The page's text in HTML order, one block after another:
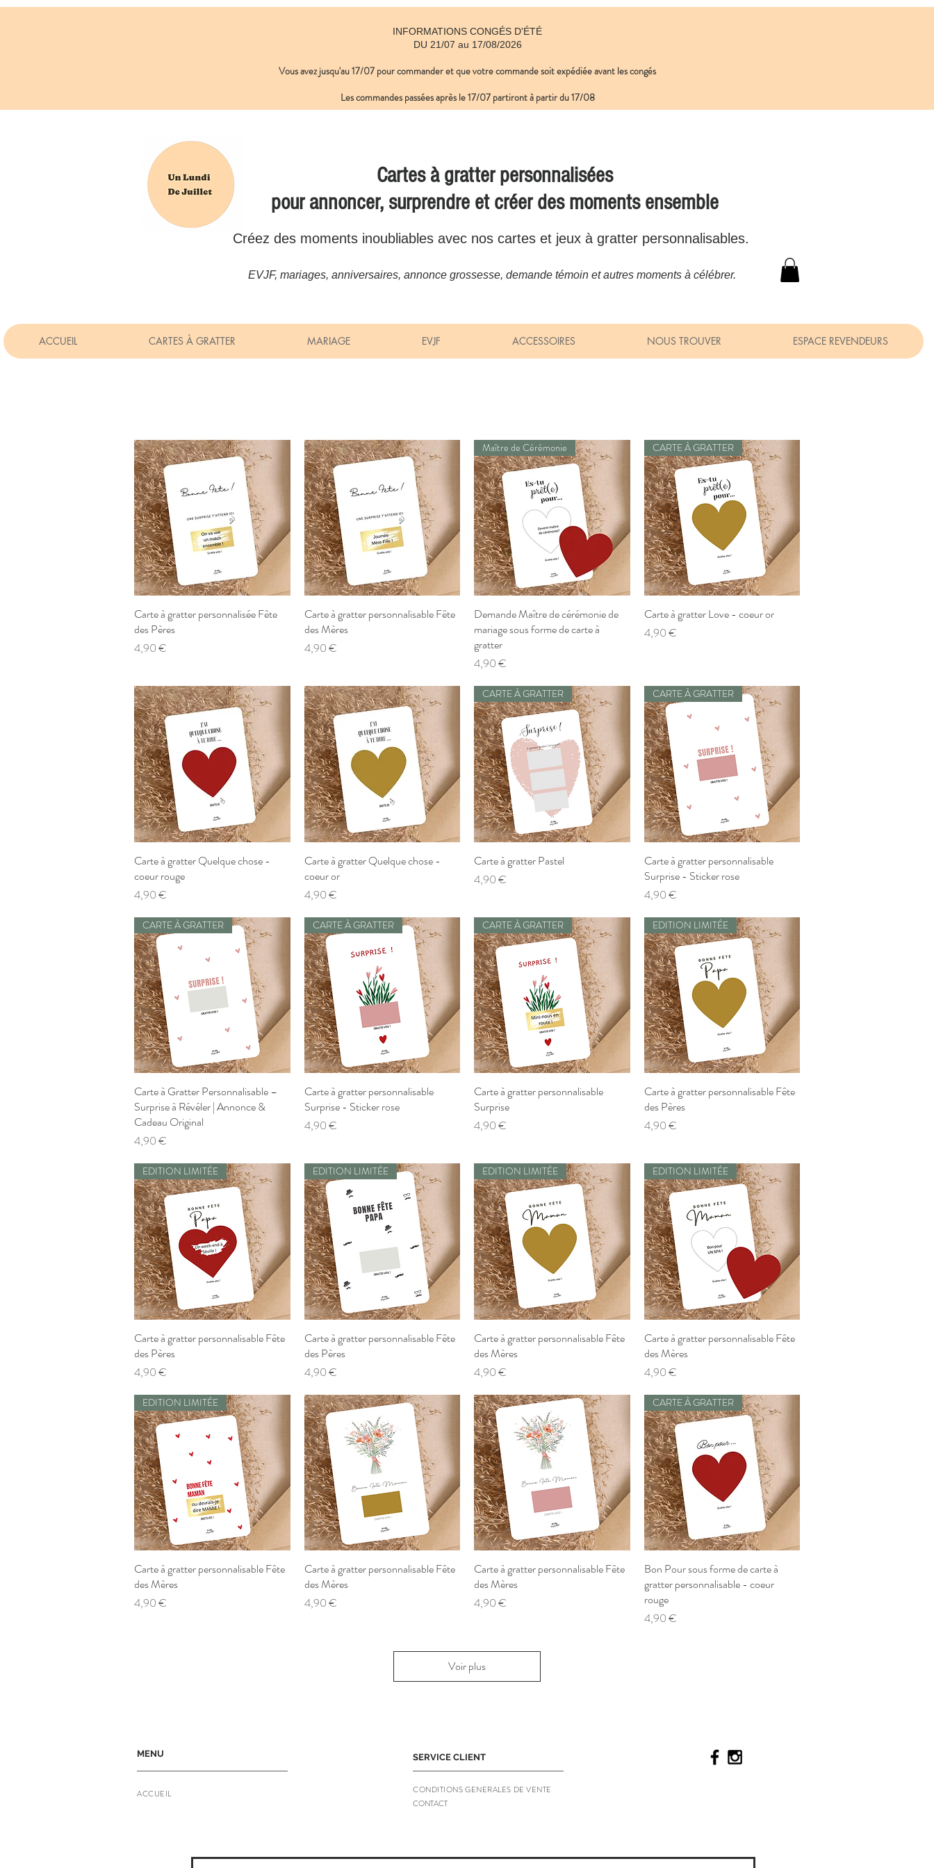
INFORMATIONS CONGÉS D'ÉTÉ
DU 21/07 au 17/08/2026
Vous avez jusqu'au 17/07 pour commander et que votre commande soit expédiée avant ​ les congés
Les commandes passées après le 17/07 partiront à partir du 17/08
Cartes à gratter personnalisées
pour annoncer, surprendre et créer des moments ensemble
Créez des moments inoubliables avec nos cartes et jeux à gratter personnalisables.
EVJF, mariages, anniversaires, annonce grossesse, demande témoin et autres moments à célébrer.
ACCUEIL CARTES À GRATTER MARIAGE EVJF ACCESSOIRES NOUS TROUVER ESPACE REVENDEURS
Aperçu rapide
Carte à gratter personnalisée Fête
des Pères
Prix
4,90 €
Aperçu rapide
Carte à gratter personnalisable Fête
des Mères
Prix
4,90 €
Aperçu rapide
Maître de Cérémonie
Demande Maître de cérémonie de
mariage sous forme de carte à
gratter
Prix
4,90 €
Aperçu rapide
CARTE À GRATTER
Carte à gratter Love - coeur or
Prix
4,90 €
Aperçu rapide
Carte à gratter Quelque chose -
coeur rouge
Prix
4,90 €
Aperçu rapide
Carte à gratter Quelque chose -
coeur or
Prix
4,90 €
Aperçu rapide
CARTE À GRATTER
Carte à gratter Pastel
Prix
4,90 €
Aperçu rapide
CARTE À GRATTER
Carte à gratter personnalisable
Surprise - Sticker rose
Prix
4,90 €
Aperçu rapide
CARTE À GRATTER
Carte à Gratter Personnalisable –
Surprise à Révéler | Annonce &
Cadeau Original
Prix
4,90 €
Aperçu rapide
CARTE À GRATTER
Carte à gratter personnalisable
Surprise - Sticker rose
Prix
4,90 €
Aperçu rapide
CARTE À GRATTER
Carte à gratter personnalisable
Surprise
Prix
4,90 €
Aperçu rapide
EDITION LIMITÉE
Carte à gratter personnalisable Fête
des Pères
Prix
4,90 €
Aperçu rapide
EDITION LIMITÉE
Carte à gratter personnalisable Fête
des Pères
Prix
4,90 €
Aperçu rapide
EDITION LIMITÉE
Carte à gratter personnalisable Fête
des Pères
Prix
4,90 €
Aperçu rapide
EDITION LIMITÉE
Carte à gratter personnalisable Fête
des Mères
Prix
4,90 €
Aperçu rapide
EDITION LIMITÉE
Carte à gratter personnalisable Fête
des Mères
Prix
4,90 €
Aperçu rapide
EDITION LIMITÉE
Carte à gratter personnalisable Fête
des Mères
Prix
4,90 €
Aperçu rapide
Carte à gratter personnalisable Fête
des Mères
Prix
4,90 €
Aperçu rapide
Carte à gratter personnalisable Fête
des Mères
Prix
4,90 €
Aperçu rapide
CARTE À GRATTER
Bon Pour sous forme de carte à
gratter personnalisable - coeur
rouge
Prix
4,90 €
Voir plus
MENU
ACCUEIL
SERVICE CLIENT
CONDITIONS GENERALES DE VENTE
CONTACT